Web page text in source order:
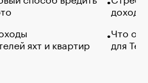
яхт и квартир
Что
для